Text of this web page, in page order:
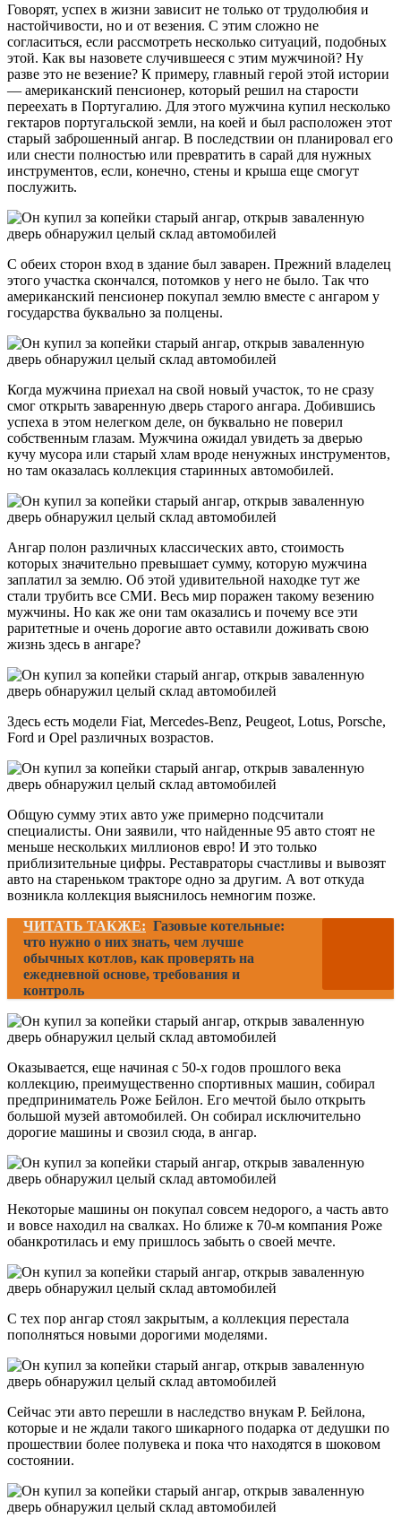
Говорят, успех в жизни зависит не только от трудолюбия и
настойчивости, но и от везения. С этим сложно не
согласиться, если рассмотреть несколько ситуаций, подобных
этой. Как вы назовете случившееся с этим мужчиной? Ну
разве это не везение? К примеру, главный герой этой истории
— американский пенсионер, который решил на старости
переехать в Португалию. Для этого мужчина купил несколько
гектаров португальской земли, на коей и был расположен этот
старый заброшенный ангар. В последствии он планировал его
или снести полностью или превратить в сарай для нужных
инструментов, если, конечно, стены и крыша еще смогут
послужить.
С обеих сторон вход в здание был заварен. Прежний владелец
этого участка скончался, потомков у него не было. Так что
американский пенсионер покупал землю вместе с ангаром у
государства буквально за полцены.
Когда мужчина приехал на свой новый участок, то не сразу
смог открыть заваренную дверь старого ангара. Добившись
успеха в этом нелегком деле, он буквально не поверил
собственным глазам. Мужчина ожидал увидеть за дверью
кучу мусора или старый хлам вроде ненужных инструментов,
но там оказалась коллекция старинных автомобилей.
Ангар полон различных классических авто, стоимость
которых значительно превышает сумму, которую мужчина
заплатил за землю. Об этой удивительной находке тут же
стали трубить все СМИ. Весь мир поражен такому везению
мужчины. Но как же они там оказались и почему все эти
раритетные и очень дорогие авто оставили доживать свою
жизнь здесь в ангаре?
Здесь есть модели Fiat, Mercedes-Benz, Peugeot, Lotus, Porsche,
Ford и Opel различных возрастов.
Общую сумму этих авто уже примерно подсчитали
специалисты. Они заявили, что найденные 95 авто стоят не
меньше нескольких миллионов евро! И это только
приблизительные цифры. Реставраторы счастливы и вывозят
авто на стареньком тракторе одно за другим. А вот откуда
возникла коллекция выяснилось немногим позже.
ЧИТАТЬ ТАКЖЕ: Газовые котельные:
что нужно о них знать, чем лучше
обычных котлов, как проверять на
ежедневной основе, требования и
контроль
Оказывается, еще начиная с 50-х годов прошлого века
коллекцию, преимущественно спортивных машин, собирал
предприниматель Роже Бейлон. Его мечтой было открыть
большой музей автомобилей. Он собирал исключительно
дорогие машины и свозил сюда, в ангар.
Некоторые машины он покупал совсем недорого, а часть авто
и вовсе находил на свалках. Но ближе к 70-м компания Роже
обанкротилась и ему пришлось забыть о своей мечте.
С тех пор ангар стоял закрытым, а коллекция перестала
пополняться новыми дорогими моделями.
Сейчас эти авто перешли в наследство внукам Р. Бейлона,
которые и не ждали такого шикарного подарка от дедушки по
прошествии более полувека и пока что находятся в шоковом
состоянии.